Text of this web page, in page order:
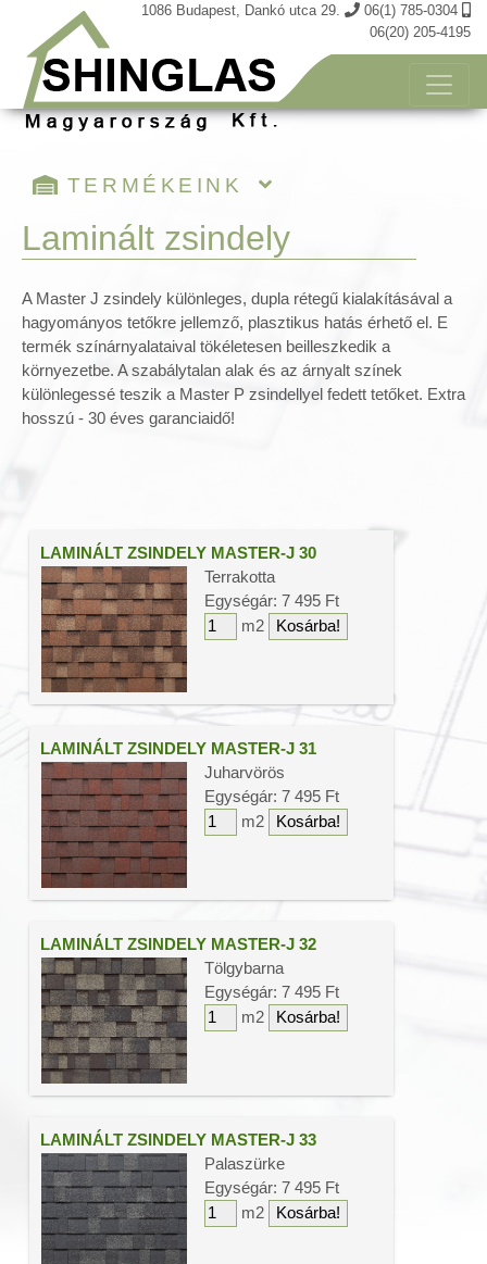
1086 Budapest, Dankó utca 29.
06(1) 785-0304
06(20) 205-4195
TERMÉKEINK
Kosár tartalma
Téglány és Hódfarkú zsindely
Tegola TOP zsindely
Prémium zsindely
Katepal zsindely
Laminált zsindely
Vízszigetelő lemezek
Tetőtéri ablakok
Tetőfólia
Tetőtartozékok
Ereszcsatorna
Ereszalj lambéria
Lapostető járólapok
Laminált zsindely
A Master J zsindely különleges, dupla rétegű kialakításával a
hagyományos tetőkre jellemző, plasztikus hatás érhető el. E
termék színárnyalataival tökéletesen beilleszkedik a
környezetbe. A szabálytalan alak és az árnyalt színek
különlegessé teszik a Master P zsindellyel fedett tetőket. Extra
hosszú - 30 éves garanciaidő!
LAMINÁLT ZSINDELY MASTER-J 30
Terrakotta
Egységár: 7 495 Ft
m2
LAMINÁLT ZSINDELY MASTER-J 31
Juharvörös
Egységár: 7 495 Ft
m2
LAMINÁLT ZSINDELY MASTER-J 32
Tölgybarna
Egységár: 7 495 Ft
m2
LAMINÁLT ZSINDELY MASTER-J 33
Palaszürke
Egységár: 7 495 Ft
m2